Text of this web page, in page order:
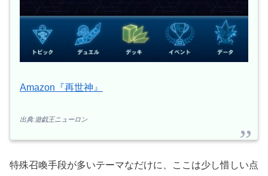
Amazon『再世神』
出典:遊戯王ニューロン
特殊召喚手段が多いテーマなだけに、ここは少し惜しい点